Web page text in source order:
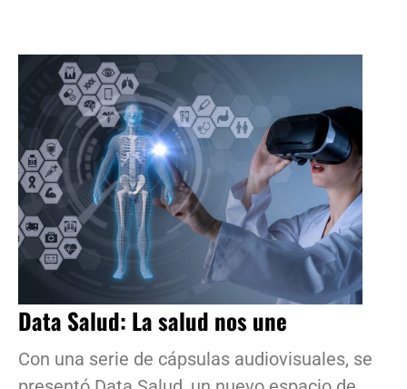
Data Salud: La salud nos une
Con una serie de cápsulas audiovisuales, se